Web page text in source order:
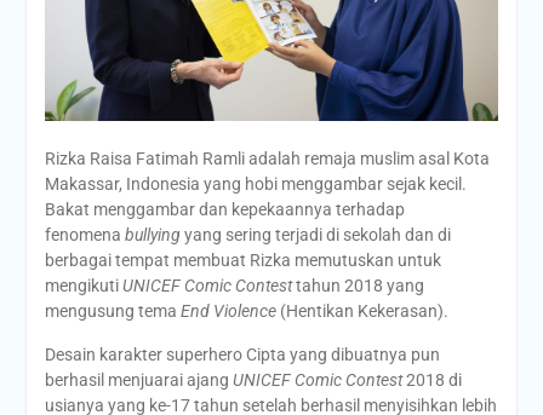
Rizka Raisa Fatimah Ramli adalah remaja muslim asal Kota
Makassar, Indonesia yang hobi menggambar sejak kecil.
Bakat menggambar dan kepekaannya terhadap
fenomena bullyingyang sering terjadi di sekolah dan di
berbagai tempat membuat Rizka memutuskan untuk
mengikutiUNICEF Comic Contesttahun 2018 yang
mengusung tema End Violence(Hentikan Kekerasan).
Desain karakter superhero Cipta yang dibuatnya pun
berhasil menjuarai ajang UNICEF Comic Contest2018 di
usianya yang ke-17 tahun setelah berhasil menyisihkan lebih